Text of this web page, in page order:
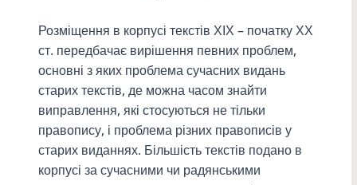
Розміщення в корпусі текстів ХІХ – початку ХХ
ст. передбачає вирішення певних проблем,
основні з яких проблема сучасних видань
старих текстів, де можна часом знайти
виправлення, які стосуються не тільки
правопису, і проблема різних правописів у
старих виданнях. Більшість текстів подано в
корпусі за сучасними чи радянськими